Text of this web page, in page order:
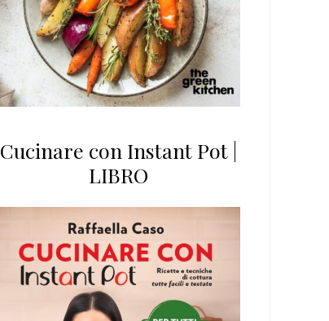
Cucinare con Instant Pot |
LIBRO